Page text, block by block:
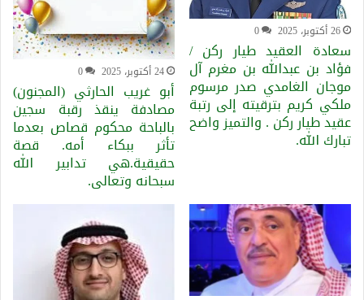
26 أكتوبر، 2025 0
سعادة العقيد طيار ركن /
فؤاد بن عبدالله بن مغرم آل
موجان الغامدي صدر مرسوم
ملكي كريم بترقيته إلى رتبة
عقيد طيار ركن . والتميز واضح
تبارك الله.
24 أكتوبر، 2025 0
أبو غريب الحارثي (المجنون)
مصادفة ينقذ رقبة سجين
بالباحة محكوم قصاص بعدما
تأثر ببكاء أمه. قصة
حقيقية.هي تدابير الله
سبحانه وتعالى.